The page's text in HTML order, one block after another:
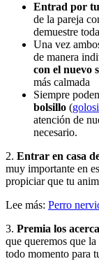
Entrad por
de la pareja
demuestre
Una vez
de manera
con el nuevo
más calmada
Siempre
bolsillo (
atención de
necesario.
2. Entrar en casa
muy importante en
propiciar que tu
Lee más: Perro
3. Premia los
que queremos que
todo momento para